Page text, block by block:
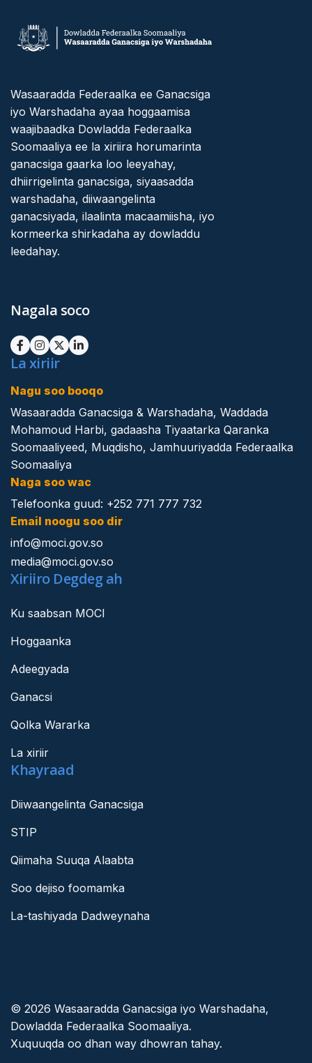
Wasaaradda Federaalka ee Ganacsiga
iyo Warshadaha ayaa hoggaamisa
waajibaadka Dowladda Federaalka
Soomaaliya ee la xiriira horumarinta
ganacsiga gaarka loo leeyahay,
dhiirrigelinta ganacsiga, siyaasadda
warshadaha, diiwaangelinta
ganacsiyada, ilaalinta macaamiisha, iyo
kormeerka shirkadaha ay dowladdu
leedahay.
Nagala soco
La xiriir
Nagu soo booqo
Wasaaradda Ganacsiga & Warshadaha, Waddada
Mohamoud Harbi, gadaasha Tiyaatarka Qaranka
Soomaaliyeed, Muqdisho, Jamhuuriyadda Federaalka
Soomaaliya
Naga soo wac
Telefoonka guud: +252 771 777 732
Email noogu soo dir
info@moci.gov.so
media@moci.gov.so
Xiriiro Degdeg ah
Ku saabsan MOCI
Hoggaanka
Adeegyada
Ganacsi
Qolka Wararka
La xiriir
Khayraad
Diiwaangelinta Ganacsiga
STIP
Qiimaha Suuqa Alaabta
Soo dejiso foomamka
La-tashiyada Dadweynaha
© 2026 Wasaaradda Ganacsiga iyo Warshadaha,
Dowladda Federaalka Soomaaliya.
Xuquuqda oo dhan way dhowran tahay.